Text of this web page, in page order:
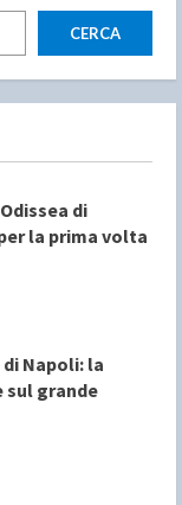
CERCA
di
la prima volta
Napoli: la
sul grande